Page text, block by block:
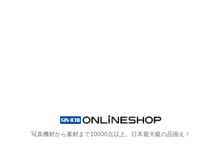
写真機材から素材まで10000点以上。 日本最大級の品揃え！